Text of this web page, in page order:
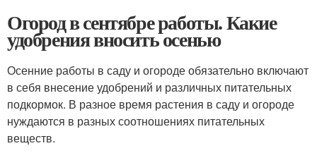
Огород в сентябре работы. Какие
удобрения вносить осенью
Осенние работы в саду и огороде обязательно включают
в себя внесение удобрений и различных питательных
подкормок. В разное время растения в саду и огороде
нуждаются в разных соотношениях питательных
веществ.